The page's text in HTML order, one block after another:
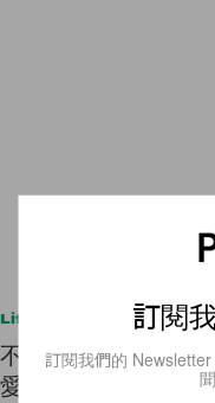
Lifestyle
不斷更新｜2026 中
愛聯名，送禮清單
訂閱
訂閱我們的